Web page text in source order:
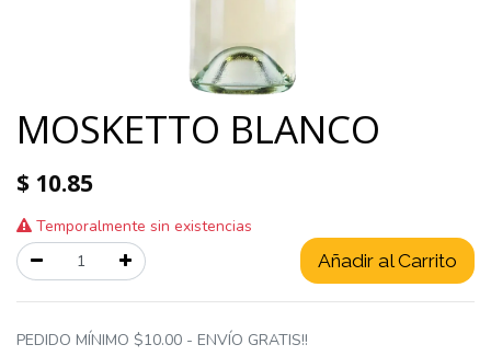
MOSKETTO BLANCO
$ 10.85
Temporalmente sin existencias
Añadir al Carrito
PEDIDO MÍNIMO $10.00 - ENVÍO GRATIS!!